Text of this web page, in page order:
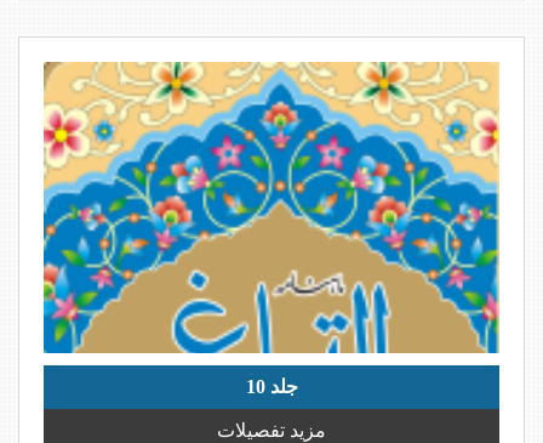
جلد 10
مزید تفصیلات